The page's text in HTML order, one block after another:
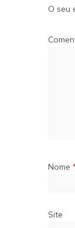
O seu
Nome
Site